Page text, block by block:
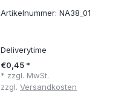
Artikelnummer: NA38_01
Deliverytime
€0,45 *
* zzgl. MwSt.
zzgl. Versandkosten